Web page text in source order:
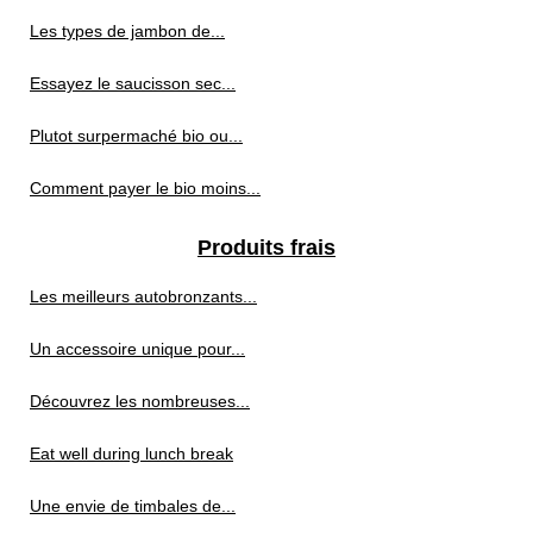
Les types de jambon de...
Essayez le saucisson sec...
Plutot surpermaché bio ou...
Comment payer le bio moins...
Produits frais
Les meilleurs autobronzants...
Un accessoire unique pour...
Découvrez les nombreuses...
Eat well during lunch break
Une envie de timbales de...